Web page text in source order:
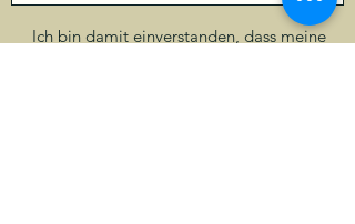
Ich bin damit einverstanden, dass meine